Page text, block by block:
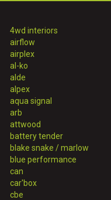
4wd interiors
airflow
airplex
al-ko
alde
alpex
aqua signal
arb
attwood
battery tender
blake snake / marlow
blue performance
can
car'box
cbe